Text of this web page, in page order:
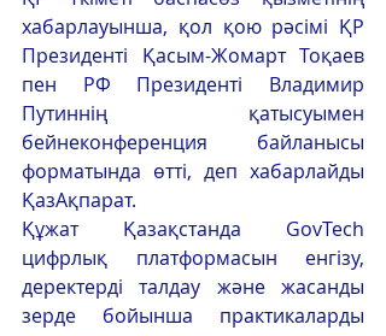
хабарлауынша, қол қою рәсімі ҚР
Президенті Қасым-Жомарт Тоқаев
пен РФ Президенті Владимир
Путиннің қатысуымен
бейнеконференция байланысы
форматында өтті, деп хабарлайды
ҚазАқпарат.
Құжат Қазақстанда GovTech
цифрлық платформасын енгізу,
деректерді талдау және жасанды
зерде бойынша практикаларды